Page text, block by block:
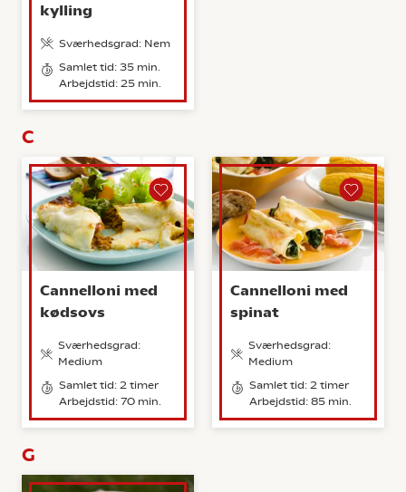
kylling
Sværhedsgrad: Nem
Samlet tid: 35 min.
Arbejdstid: 25 min.
C
Cannelloni med
kødsovs
Sværhedsgrad:
Medium
Samlet tid: 2 timer
Arbejdstid: 70 min.
Cannelloni med
spinat
Sværhedsgrad:
Medium
Samlet tid: 2 timer
Arbejdstid: 85 min.
G